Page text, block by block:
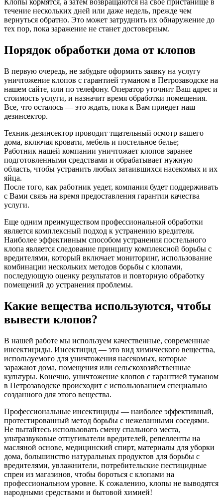
Клопы кормятся, а затем возвращаются на свое пристанище в
течение нескольких дней или даже недель, прежде чем
вернуться обратно. Это может затруднить их обнаружение до
тех пор, пока заражение не станет достоверным.
Порядок обработки дома от клопов
В первую очередь, не забудьте оформить заявку на услугу
уничтожение клопов с гарантией туманом в Петрозаводске на
нашем сайте, или по телефону. Оператор уточнит Ваш адрес и
стоимость услуги, и назначит время обработки помещения.
Все, что осталось — это ждать, пока к Вам приедет наш
дезинсектор.
Техник-дезинсектор проводит тщательный осмотр вашего
дома, включая кровати, мебель и постельное белье;
Работник нашей компании уничтожает клопов заранее
подготовленными средствами и обрабатывает нужную
область, чтобы устранить любых затаившихся насекомых и их
яйца.
После того, как работник уедет, компания будет поддерживать
с Вами связь на время предоставления гарантии качества
услуги.
Еще одним преимуществом профессиональной обработки
является комплексный подход к устранению вредителя.
Наиболее эффективным способом устранения постельного
клопа является следование принципу комплексной борьбы с
вредителями, который включает мониторинг, использование
комбинации нескольких методов борьбы с клопами,
последующую оценку результатов и повторную обработку
помещений до устранения проблемы.
Какие вещества используются, чтобы
вывести клопов?
В нашей работе мы используем качественные, современные
инсектициды. Инсектицид — это вид химического вещества,
используемого для уничтожения насекомых, которые
заражают дома, помещения или сельскохозяйственные
культуры. Конечно, уничтожение клопов с гарантией туманом
в Петрозаводске происходит с использованием специально
созданного для этого вещества.
Профессиональные инсектициды — наиболее эффективный,
протестированный метод борьбы с нежеланными соседями.
Не пытайтесь использовать смену спального места,
ультразвуковые отпугиватели вредителей, репелленты на
масляной основе, медицинский спирт, материалы для уборки
дома, большинство натуральных продуктов для борьбы с
вредителями, увлажнители, потребительские пестицидные
спреи из магазинов, чтобы бороться с клопами на
профессиональном уровне. К сожалению, клопы не выводятся
народными средствами и бытовой химией!